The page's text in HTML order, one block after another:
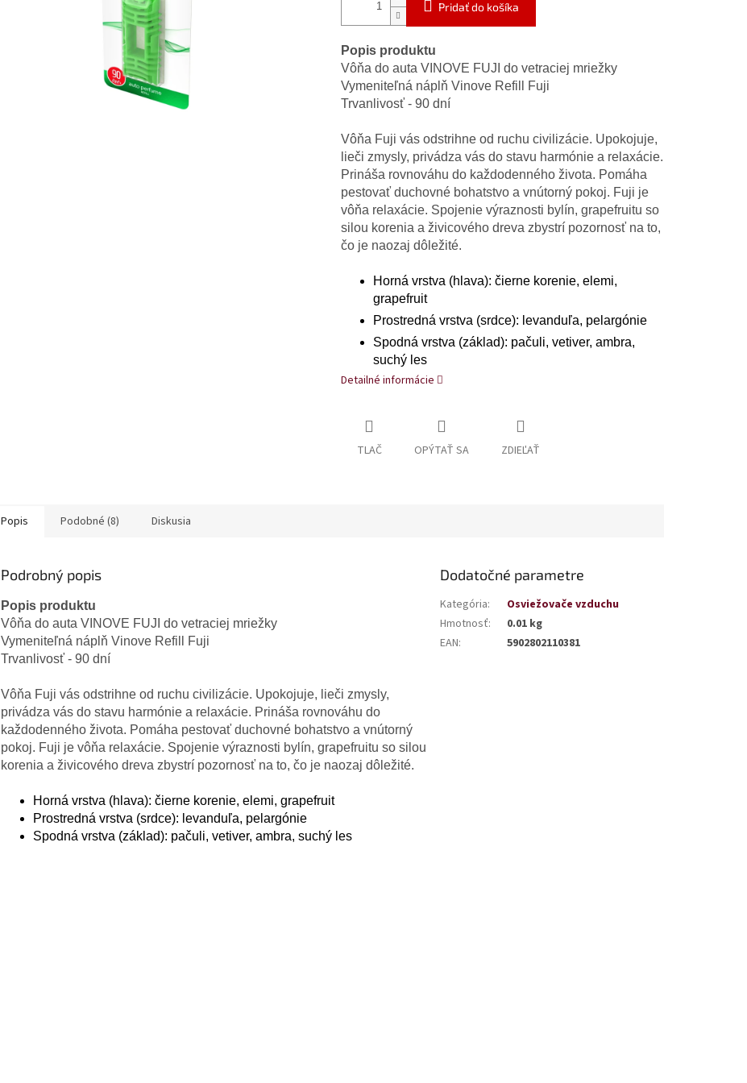
Pridať do košíka
Popis produktu
Vôňa do auta VINOVE FUJI do vetraciej mriežky
Vymeniteľná náplň Vinove Refill Fuji
Trvanlivosť - 90 dní
Vôňa Fuji vás odstrihne od ruchu civilizácie. Upokojuje,
lieči zmysly, privádza vás do stavu harmónie a relaxácie.
Prináša rovnováhu do každodenného života. Pomáha
pestovať duchovné bohatstvo a vnútorný pokoj. Fuji je
vôňa relaxácie. Spojenie výraznosti bylín, grapefruitu so
silou korenia a živicového dreva zbystrí pozornosť na to,
čo je naozaj dôležité.
Horná vrstva (hlava): čierne korenie, elemi,
grapefruit
Prostredná vrstva (srdce): levanduľa, pelargónie
Spodná vrstva (základ): pačuli, vetiver, ambra,
suchý les
Detailné informácie
TLAČ OPÝTAŤ SA ZDIEĽAŤ
Popis Podobné (8) Diskusia
Podrobný popis
Popis produktu
Vôňa do auta VINOVE FUJI do vetraciej mriežky
Vymeniteľná náplň Vinove Refill Fuji
Trvanlivosť - 90 dní
Vôňa Fuji vás odstrihne od ruchu civilizácie. Upokojuje, lieči zmysly,
privádza vás do stavu harmónie a relaxácie. Prináša rovnováhu do
každodenného života. Pomáha pestovať duchovné bohatstvo a vnútorný
pokoj. Fuji je vôňa relaxácie. Spojenie výraznosti bylín, grapefruitu so silou
korenia a živicového dreva zbystrí pozornosť na to, čo je naozaj dôležité.
Horná vrstva (hlava): čierne korenie, elemi, grapefruit
Prostredná vrstva (srdce): levanduľa, pelargónie
Spodná vrstva (základ): pačuli, vetiver, ambra, suchý les
Dodatočné parametre
Kategória:
Osviežovače vzduchu
Hmotnosť:
0.01 kg
EAN: 5902802110381